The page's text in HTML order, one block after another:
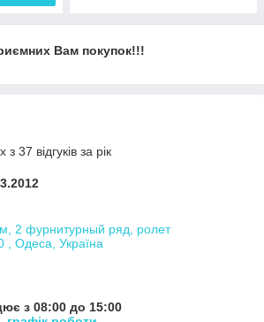
Вам покупок!!!
37 відгуків за рік
2 фурнитурный ряд, ролет
, Одеса, Україна
з 08:00 до 15:00